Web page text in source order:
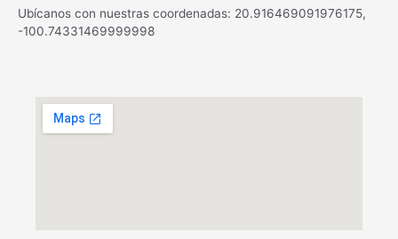
Ubícanos con nuestras coordenadas: 20.916469091976175,
-100.74331469999998